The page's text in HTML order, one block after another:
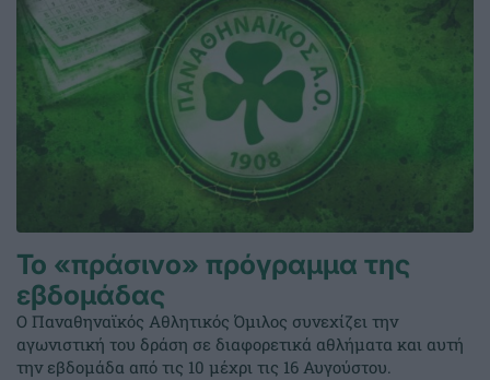
Το «πράσινο» πρόγραμμα της
εβδομάδας
Ο Παναθηναϊκός Αθλητικός Όμιλος συνεχίζει την
αγωνιστική του δράση σε διαφορετικά αθλήματα και αυτή
την εβδομάδα από τις 10 μέχρι τις 16 Αυγούστου.